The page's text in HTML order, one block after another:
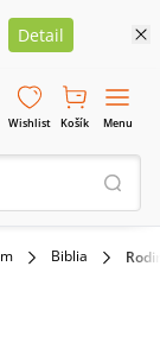
Detail
Wishlist Košík Menu
Biblia